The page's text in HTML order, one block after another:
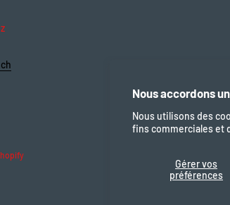
Nous accordons
Nous utilisons des
fins commerciales et
Gérer vos
préférences